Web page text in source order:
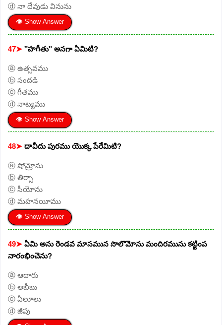
ⓓ నా దేవుడు వినును
👁 Show Answer
47➤"హగీతు" అనగా ఏమిటి?
ⓐ ఉత్సవము
ⓑ సందడి
ⓒ గీతము
ⓓ నాట్యము
👁 Show Answer
48➤దావీదు పురము యొక్క పేరేమిటి?
ⓐ షోమ్రోను
ⓑ తిర్సా
ⓒ సీయోను
ⓓ మహనయీము
👁 Show Answer
49➤ఏమి అను రెండవ మాసమున సొలొమోను మందిరమును కట్టింప
నారంభించెను?
ⓐ ఆదారు
ⓑ అబీబు
ⓒ ఏలూలు
ⓓ జీపు